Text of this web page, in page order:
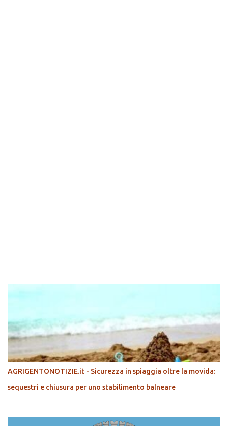
AGRIGENTONOTIZIE.it - Sicurezza in spiaggia oltre la movida:
sequestri e chiusura per uno stabilimento balneare